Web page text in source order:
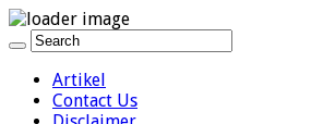
Artikel
Contact Us